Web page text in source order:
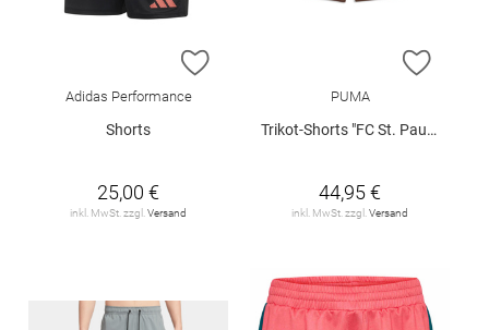
ZUR WUNSCHLISTE HINZUFÜGEN
Adidas Performance
Shorts
25,00 €
inkl. MwSt. zzgl. Versand
ZUR
PUMA
Trikot-Shorts "FC St. Pauli 26/27"
44,95 €
inkl. MwSt. zzgl. Versand